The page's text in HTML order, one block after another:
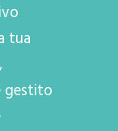
tua
gestito